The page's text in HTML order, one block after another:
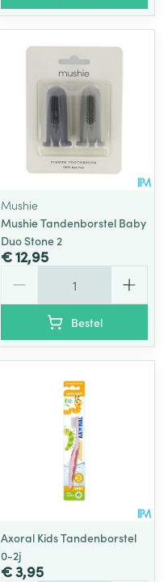
Mushie
Mushie Tandenborstel Baby
Duo Stone 2
€ 12,95
Bestel
Axoral Kids Tandenborstel
0-2j
€ 3,95